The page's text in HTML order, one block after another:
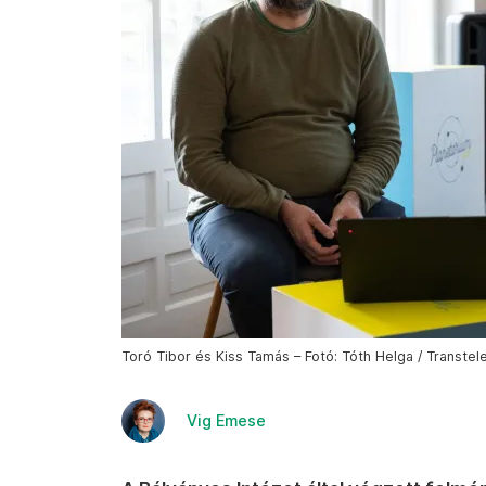
Toró Tibor és Kiss Tamás – Fotó: Tóth Helga /
Vig Emese